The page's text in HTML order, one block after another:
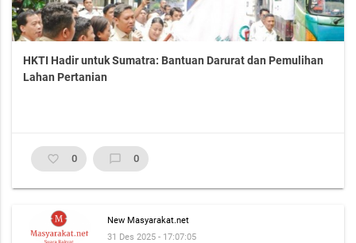
HKTI Hadir untuk Sumatra: Bantuan Darurat dan Pemulihan
Lahan Pertanian
favorite_border 0 chat_bubble_outline 0
New Masyarakat.net
31 Des 2025 - 17:07:05